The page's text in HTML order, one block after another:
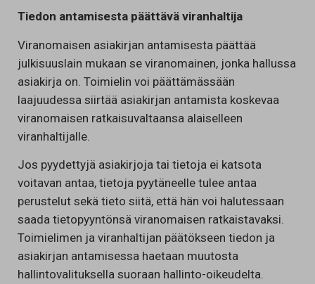
Tiedon antamisesta päättävä viranhaltija
Viranomaisen asiakirjan antamisesta päättää
julkisuuslain mukaan se viranomainen, jonka hallussa
asiakirja on. Toimielin voi päättämässään
laajuudessa siirtää asiakirjan antamista koskevaa
viranomaisen ratkaisuvaltaansa alaiselleen
viranhaltijalle.
Jos pyydettyjä asiakirjoja tai tietoja ei katsota
voitavan antaa, tietoja pyytäneelle tulee antaa
perustelut sekä tieto siitä, että hän voi halutessaan
saada tietopyyntönsä viranomaisen ratkaistavaksi.
Toimielimen ja viranhaltijan päätökseen tiedon ja
asiakirjan antamisessa haetaan muutosta
hallintovalituksella suoraan hallinto-oikeudelta.